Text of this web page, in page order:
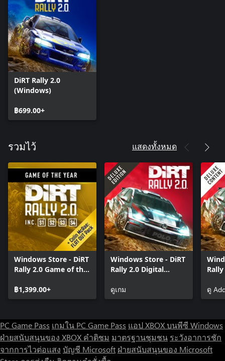
DiRT Rally 2.0
(Windows)
฿699.00+
รวมไว้ แสดงทั้งหมด
Windows Store - DiRT
Rally 2.0 Game of the
฿1,399.00+
Windows Store - DiRT
Rally 2.0 Digital
ดูเกม
ดู
PC Game Pass เกมใน PC Game Pass แอป XBOX บนพีซี Windows
ฝ่ายสนับสนุนของ XBOX คำติชม มาตรฐานชุมชน ระวังอาการชัก
จากการไวต่อแสง บัญชี Microsoft ฝ่ายสนับสนุนของ Microsoft